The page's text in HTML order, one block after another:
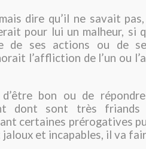
dire qu’il ne savait
pour lui un malheur, si
de ses actions ou de
l’affliction de l’un ou
bon ou de
dont sont très friands
certaines prérogatives
jaloux et incapables, il va